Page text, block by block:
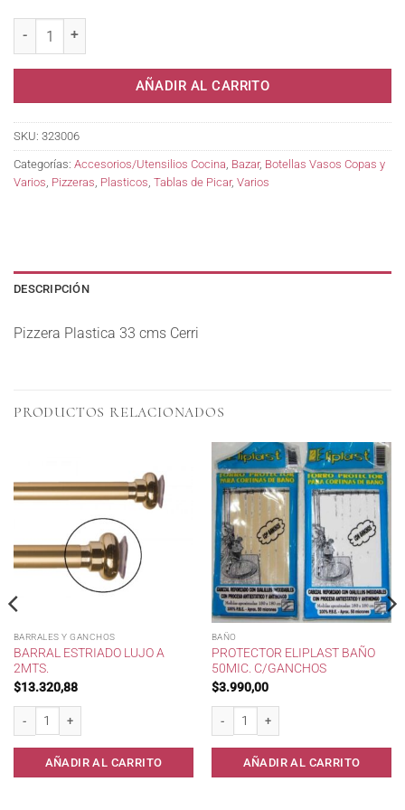
AÑADIR AL CARRITO
SKU: 323006
Categorías: Accesorios/Utensilios Cocina Bazar, Botellas Vasos Copas y
Varios Pizzeras Plasticos Tablas de Picar, Varios
DESCRIPCIÓN
Pizzera Plastica 33 cms Cerri
PRODUCTOS RELACIONADOS
BARRALES Y GANCHOS
BARRAL ESTRIADO LUJO A
2MTS.
$13.320,88
AÑADIR AL CARRITO
BAÑO
PROTECTOR ELIPLAST BAÑO
50MIC. C/GANCHOS
$3.990,00
AÑADIR AL CARRITO